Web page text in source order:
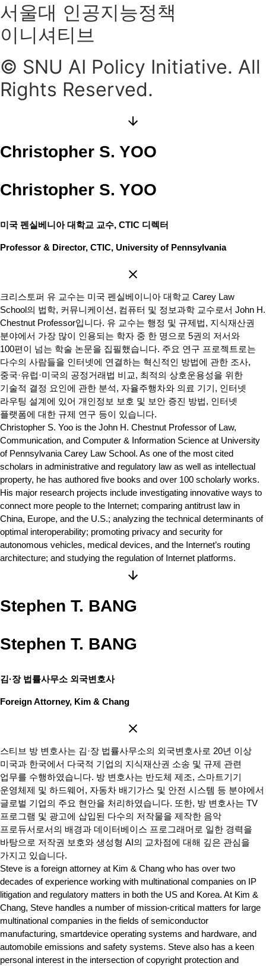
서울대 인공지능정책
이니셔티브
© SNU AI Policy Initiative. All
Rights Reserved.
Christopher S. YOO
Christopher S. YOO
미국 펜실베니아 대학교 교수, CTIC 디렉터
Professor & Director, CTIC, University of Pennsylvania
크리스토퍼 유 교수는 미국 펜실베이니아 대학교 Carey Law
School의 법학, 커뮤니케이션, 컴퓨터 및 정보과학 교수로서 John H.
Chestnut Professor입니다. 유 교수는 행정 및 규제법, 지식재산권
분야에서 가장 많이 인용되는 학자 중 한 명으로 5권의 저서와
100편이 넘는 학술 논문을 집필했습니다. 주요 연구 프로젝트로는
다수의 사람들을 인터넷에 연결하는 혁신적인 방법에 관한 조사,
중국·유럽·미국의 공정거래법 비교, 최적의 상호운용성을 위한
기술적 결정 요인에 관한 분석, 자율주행차와 의료 기기, 인터넷
라우팅 설계에 있어 개인정보 보호 및 보안 증진 방법, 인터넷
플랫폼에 대한 규제 연구 등이 있습니다.
Christopher S. Yoo is the John H. Chestnut Professor of Law,
Communication, and Computer & Information Science at University
of Pennsylvania Carey Law School. As one of the most cited
scholars in administrative and regulatory law as well as intellectual
property, he has authored five books and over 100 scholarly works.
His major research projects include investigating innovative ways to
connect more people to the Internet; comparing antitrust law in
China, Europe, and the U.S.; analyzing the technical determinants of
optimal interoperability; promoting privacy and security for
autonomous vehicles, medical devices, and the Internet’s routing
architecture; and studying the regulation of Internet platforms.
Stephen T. BANG
Stephen T. BANG
김·장 법률사무소 외국변호사
Foreign Attorney, Kim & Chang
스티브 방 변호사는 김·장 법률사무소의 외국변호사로 20년 이상
미국과 한국에서 다국적 기업의 지식재산권 소송 및 규제 관련
업무를 수행하였습니다. 방 변호사는 반도체 제조, 스마트기기
운영체제 및 하드웨어, 자동차 배기가스 및 안전 시스템 등 분야에서
글로벌 기업의 주요 현안을 처리하였습니다. 또한, 방 변호사는 TV
프로그램 및 광고에 삽입된 다수의 저작물을 제작한 음악
프로듀서로서의 배경과 데이터베이스 프로그래머로 일한 경력을
바탕으로 저작권 보호와 생성형 AI의 교차점에 대해 깊은 관심을
가지고 있습니다.
Steve is a foreign attorney at Kim & Chang who has over two
decades of experience working with multinational companies on IP
litigation and regulatory matters in both the US and Korea. At Kim &
Chang, Steve handles a number of mission-critical matters for large
multinational companies in the fields of semiconductor
manufacturing, smartdevice operating systems and hardware, and
automobile emissions and safety systems. Steve also has a keen
personal interest in the intersection of copyright protection and